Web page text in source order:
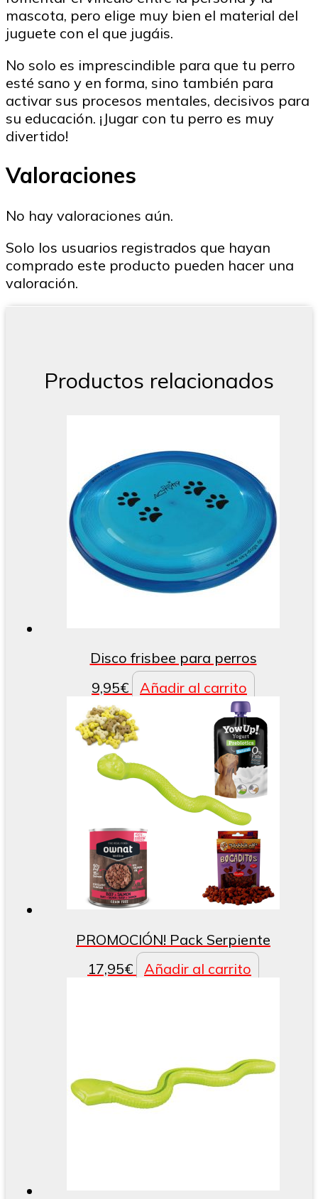
mascota, pero elige muy bien el material del
juguete con el que jugáis.
No solo es imprescindible para que tu perro
esté sano y en forma, sino también para
activar sus procesos mentales, decisivos para
su educación. ¡Jugar con tu perro es muy
divertido!
Valoraciones
No hay valoraciones aún.
Solo los usuarios registrados que hayan
comprado este producto pueden hacer una
valoración.
Productos relacionados
Disco frisbee para perros
9,95€ Añadir al carrito
PROMOCIÓN! Pack Serpiente
17,95€ Añadir al carrito